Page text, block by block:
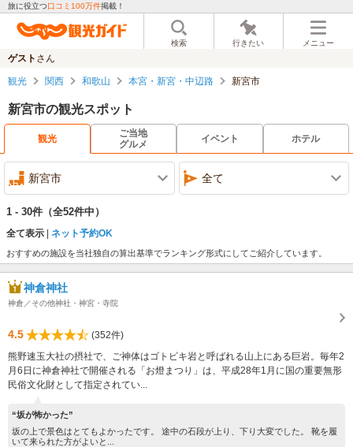
旅に役立つ口コミ100万件掲載！
検索 行きたい メニュー
ゲスト さん
観光 関西 和歌山 本宮・新宮・中辺路 新宮市
新宮市の観光スポット
観光
ご当地
グルメ
イベント ホテル
新宮市 全て
1 - 30件 （全52件中）
全て表示 ネット予約OK
おすすめの施設を当社独自の算出基準でランキング形式にしてご紹介しています。
神倉神社
神倉／その他神社・神宮・寺院
4.5
(352件)
熊野速玉大社の摂社で、ご神体はゴトビキ岩と呼ばれる山上にある巨岩。毎年2
月6日に神倉神社で開催される「お燈まつり」は、平成28年1月に国の重要無形
民俗文化財として指定されてい...
“坂が怖かった”
坂の上で景色はとてもよかったです。 途中の石段が上り、下り大変でした。 靴を履
いて来られた方がよいと...